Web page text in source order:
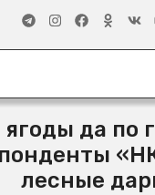
ягоды да по
лесные